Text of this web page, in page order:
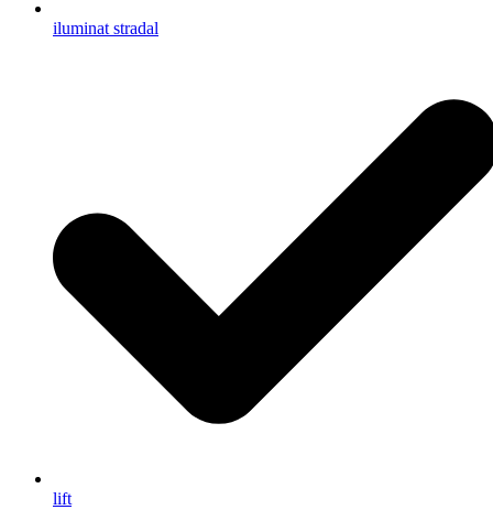
iluminat stradal
lift